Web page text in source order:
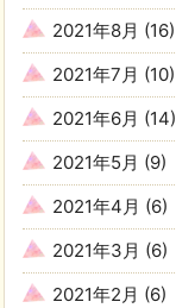
2021年8月 (16)
2021年7月 (10)
2021年6月 (14)
2021年5月 (9)
2021年4月 (6)
2021年3月 (6)
2021年2月 (6)